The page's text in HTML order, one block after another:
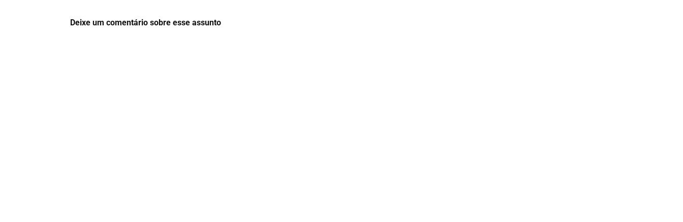
Deixe um comentário sobre esse assunto